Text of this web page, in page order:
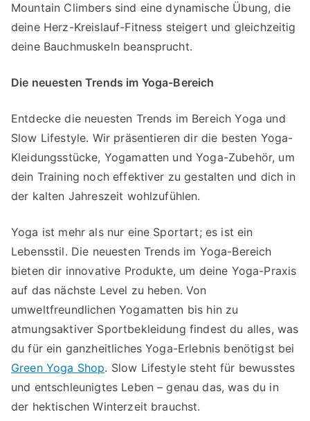
Mountain Climbers sind eine dynamische Übung, die
deine Herz-Kreislauf-Fitness steigert und gleichzeitig
deine Bauchmuskeln beansprucht.
Die neuesten Trends im Yoga-Bereich
Entdecke die neuesten Trends im Bereich Yoga und
Slow Lifestyle. Wir präsentieren dir die besten Yoga-
Kleidungsstücke, Yogamatten und Yoga-Zubehör, um
dein Training noch effektiver zu gestalten und dich in
der kalten Jahreszeit wohlzufühlen.
Yoga ist mehr als nur eine Sportart; es ist ein
Lebensstil. Die neuesten Trends im Yoga-Bereich
bieten dir innovative Produkte, um deine Yoga-Praxis
auf das nächste Level zu heben. Von
umweltfreundlichen Yogamatten bis hin zu
atmungsaktiver Sportbekleidung findest du alles, was
du für ein ganzheitliches Yoga-Erlebnis benötigst bei
Green Yoga Shop. Slow Lifestyle steht für bewusstes
und entschleunigtes Leben – genau das, was du in
der hektischen Winterzeit brauchst.